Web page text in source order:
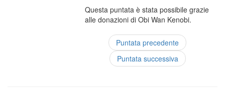
Questa puntata è stata possibile grazie
alle donazioni di Obi Wan Kenobi.
Puntata precedente
Puntata successiva